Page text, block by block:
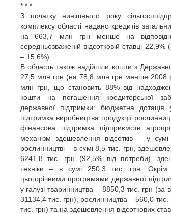
* * *
З початку нинішнього року
комплексу області надано кредитів
на 663,7 млн грн менше на
середньозваженій відсотковій ставці
– 15,6%).
В область також надійшли кошти з
27,5 млн грн (на 78,8 млн грн менше 2008
млн грн, що становить 88% від
кошти на погашення кредиторської
державної підтримки: бюджетна
підтримка виробництва продукції
фінансова підтримка підприємств
механізм здешевлення відсотків – у
рослинництві – в сумі 8,5 тис. грн,
6241,8 тис. грн (92,5% від потреби),
техніки – в сумі 250,3 тис. грн.
цьогорічними програмами державної
у галузі тваринництва – 8850,3 тис. грн (за
31134,4 тис. грн), рослинництва – 560,0 тис.
тис. грн) та на здешевлення відсоткових